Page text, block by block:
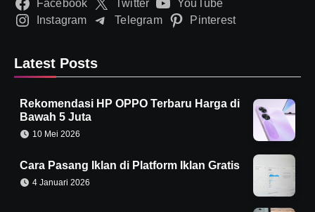
Facebook Twitter
YouTube
Instagram
Telegram Pinterest
Latest Posts
Rekomendasi HP OPPO Terbaru Harga di
Bawah 5 Juta
10 Mei 2026
Cara Pasang Iklan di Platform Iklan Gratis
4 Januari 2026